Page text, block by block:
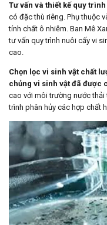
Tư vấn và thiết kế quy
có đặc thù riêng. Phụ thuộc
tính chất ô nhiễm. Ban Mê
tư vấn quy trình nuôi cấy vi
cao.
Chọn lọc vi sinh vật chất
chủng vi sinh vật đã được
cao với môi trường nước
trình phân hủy các hợp chất